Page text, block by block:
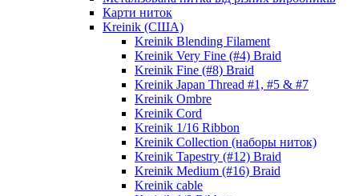
Карти ниток
Kreinik (США)
Kreinik Blending Filament
Kreinik Very Fine (#4) Braid
Kreinik Fine (#8) Braid
Kreinik Japan Thread #1, #5 & #7
Kreinik Ombre
Kreinik Cord
Kreinik 1/16 Ribbon
Kreinik Collection (наборы ниток)
Kreinik Tapestry (#12) Braid
Kreinik Medium (#16) Braid
Kreinik cable